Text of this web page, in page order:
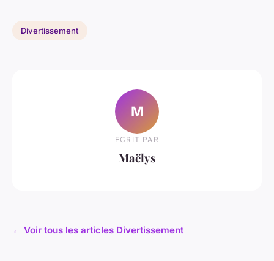
Divertissement
M
ECRIT PAR
Maëlys
← Voir tous les articles Divertissement